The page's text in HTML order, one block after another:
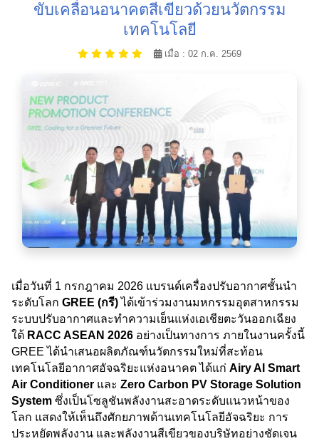
ขับเคลื่อนอนาคตสีเขียวด้วยนวัตกรรม
เทคโนโลยี
เมื่อ : 02 ก.ค. 2569
เมื่อวันที่ 1 กรกฎาคม 2026 แบรนด์เครื่องปรับอากาศชั้นนำ
ระดับโลก GREE (กรี) ได้เข้าร่วมงานมหกรรมอุตสาหกรรม
ระบบปรับอากาศและทำความเย็นแห่งเอเชียตะวันออกเฉียง
ใต้ RACC ASEAN 2026 อย่างเป็นทางการ ภายในงานครั้งนี้
GREE ได้นำเสนอผลิตภัณฑ์นวัตกรรมใหม่ที่สะท้อน
เทคโนโลยีอากาศอัจฉริยะแห่งอนาคต ได้แก่ Airy AI Smart
Air Conditioner และ Zero Carbon PV Storage Solution
System ซึ่งเป็นโซลูชันพลังงานสะอาดระดับแนวหน้าของ
โลก แสดงให้เห็นถึงศักยภาพด้านเทคโนโลยีอัจฉริยะ การ
ประหยัดพลังงาน และพลังงานสีเขียวของบริษัทอย่างชัดเจน